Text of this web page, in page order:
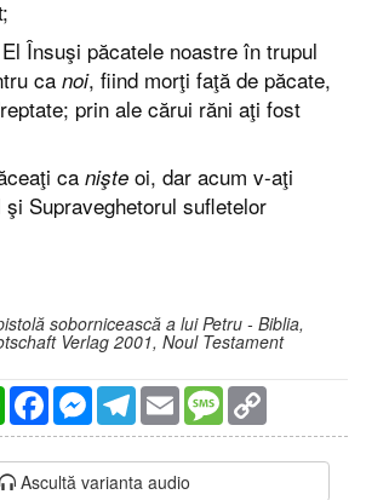
Însuşi păcatele noastre în trupul
ca noi, fiind morţi faţă de păcate,
prin ale cărui răni aţi fost
ca nişte oi, dar acum v-aţi
Supraveghetorul sufletelor
sobornicească a lui Petru - Biblia,
Verlag 2001, Noul Testament
WhatsAppFacebookMessengerTelegram
Email Message
Ascultă varianta audio